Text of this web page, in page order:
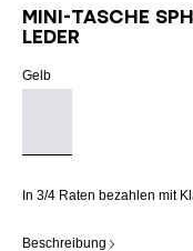
Mini-Tasche
Leder
Gelb
In 3/4 Raten bezahlen mit
Beschreibung